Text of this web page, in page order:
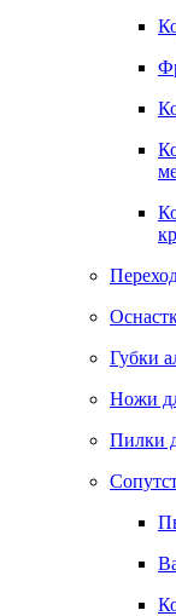
Губки
Ножи
Пилки